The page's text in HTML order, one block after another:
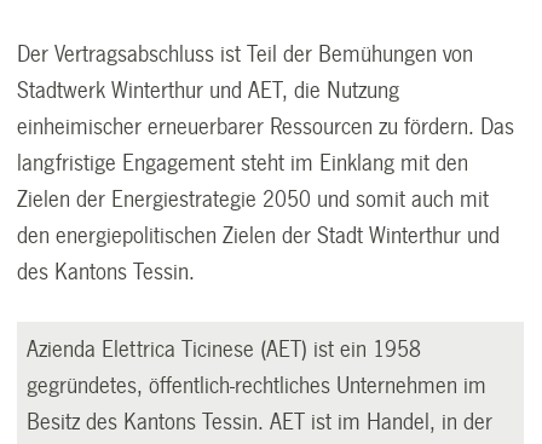
Der Vertragsabschluss ist Teil der Bemühungen von
Stadtwerk Winterthur und AET, die Nutzung
einheimischer erneuerbarer Ressourcen zu fördern. Das
langfristige Engagement steht im Einklang mit den
Zielen der Energiestrategie 2050 und somit auch mit
den energiepolitischen Zielen der Stadt Winterthur und
des Kantons Tessin.
Azienda Elettrica Ticinese (AET) ist ein 1958
gegründetes, öffentlich-rechtliches Unternehmen im
Besitz des Kantons Tessin. AET ist im Handel, in der